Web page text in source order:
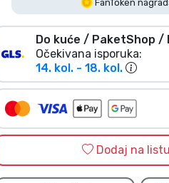
FanToken
Do kuće / PaketShop /
Očekivana isporuka:
14. kol. - 18. kol.
Dodaj na